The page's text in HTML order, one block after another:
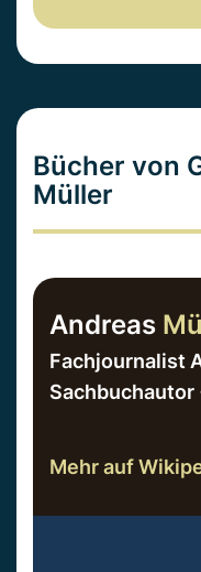
Bücher von
Müller
Andreas
Fachjournalist
Sachbuchautor
Mehr auf